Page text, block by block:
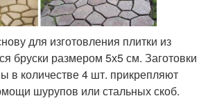
для изготовления плитки из
бруски размером 5х5 см. Заготовки
в количестве 4 шт. прикрепляют
шурупов или стальных скоб.